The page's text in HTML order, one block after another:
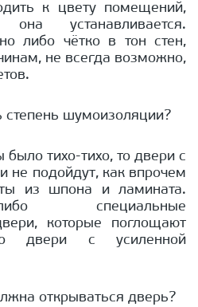
к цвету помещений,
устанавливается.
либо чётко в тон стен,
не всегда возможно,
шумоизоляции?
тихо-тихо, то двери с
не подойдут, как впрочем
из шпона и ламината.
специальные
которые поглощают
с усиленной
открываться дверь?